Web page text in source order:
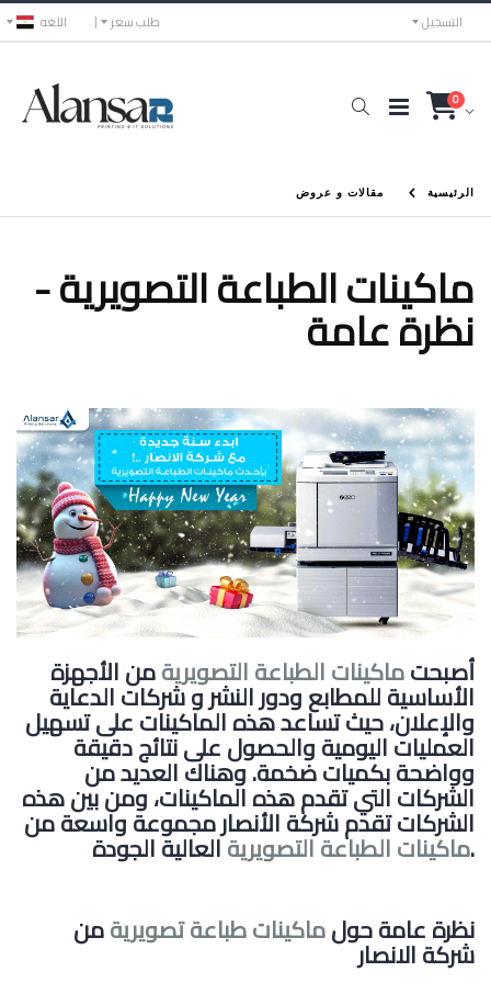
اللغه طلب سعر التسجيل
0
الرئيسية مقالات و عروض
ماكينات الطباعة التصويرية -
نظرة عامة
أصبحتماكينات الطباعة التصويريةمن الأجهزة
الأساسية للمطابع ودور النشر و شركات الدعاية
والإعلان، حيث تساعد هذه الماكينات على تسهيل
العمليات اليومية والحصول على نتائج دقيقة
وواضحة بكميات ضخمة. وهناك العديد من
الشركات التي تقدم هذه الماكينات، ومن بين هذه
الشركات تقدم شركة الأنصار مجموعة واسعة من
ماكينات الطباعة التصويريةالعالية الجودة.
نظرة عامة حولماكينات طباعة تصويريةمن
شركة الانصار